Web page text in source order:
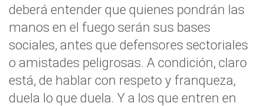
deberá entender que quienes pondrán las
manos en el fuego serán sus bases
sociales, antes que defensores sectoriales
o amistades peligrosas. A condición, claro
está, de hablar con respeto y franqueza,
duela lo que duela. Y a los que entren en